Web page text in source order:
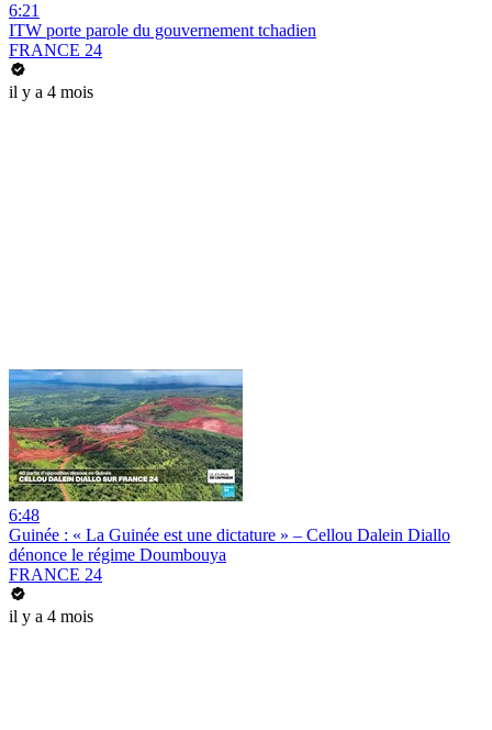
6:21
ITW porte parole du gouvernement tchadien
FRANCE 24
il y a 4 mois
6:48
Guinée : « La Guinée est une dictature » – Cellou Dalein Diallo
dénonce le régime Doumbouya
FRANCE 24
il y a 4 mois